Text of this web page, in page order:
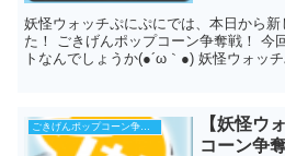
妖怪ウォッチぷにぷにでは、本日から
た！ ごきげんポップコーン争奪戦！ 今
トなんでしょうか(●´ω｀●) 妖怪ウォッ
ごきげんポップコーン争奪戦イベント
【妖怪ウ
コーン争